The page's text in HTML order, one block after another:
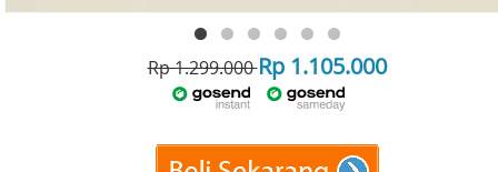
Rp 1.299.000Rp 1.105.000